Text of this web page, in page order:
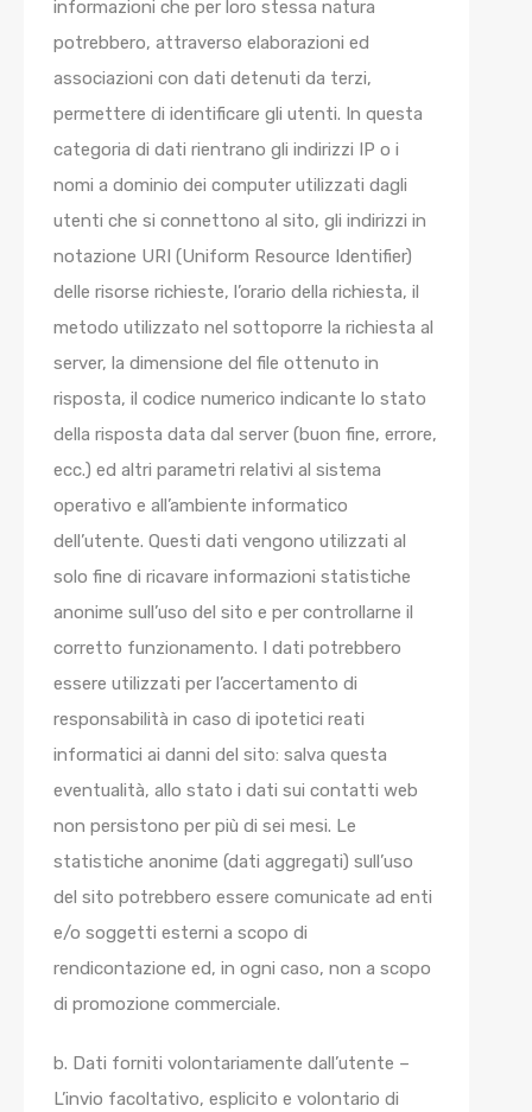
informazioni che per loro stessa natura
potrebbero, attraverso elaborazioni ed
associazioni con dati detenuti da terzi,
permettere di identificare gli utenti. In questa
categoria di dati rientrano gli indirizzi IP o i
nomi a dominio dei computer utilizzati dagli
utenti che si connettono al sito, gli indirizzi in
notazione URI (Uniform Resource Identifier)
delle risorse richieste, l’orario della richiesta, il
metodo utilizzato nel sottoporre la richiesta al
server, la dimensione del file ottenuto in
risposta, il codice numerico indicante lo stato
della risposta data dal server (buon fine, errore,
ecc.) ed altri parametri relativi al sistema
operativo e all’ambiente informatico
dell’utente. Questi dati vengono utilizzati al
solo fine di ricavare informazioni statistiche
anonime sull’uso del sito e per controllarne il
corretto funzionamento. I dati potrebbero
essere utilizzati per l’accertamento di
responsabilità in caso di ipotetici reati
informatici ai danni del sito: salva questa
eventualità, allo stato i dati sui contatti web
non persistono per più di sei mesi. Le
statistiche anonime (dati aggregati) sull’uso
del sito potrebbero essere comunicate ad enti
e/o soggetti esterni a scopo di
rendicontazione ed, in ogni caso, non a scopo
di promozione commerciale.
b. Dati forniti volontariamente dall’utente –
L’invio facoltativo, esplicito e volontario di